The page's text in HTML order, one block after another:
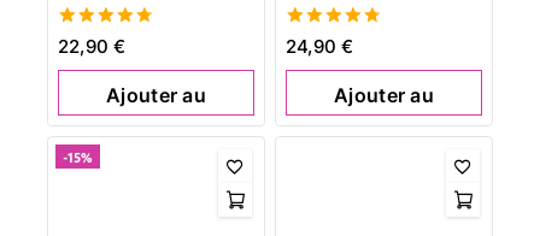
4.76
de 5
22,90 €
Ajouter au
panier
4.76
de 5
24,90 €
Ajouter au
panier
-15%